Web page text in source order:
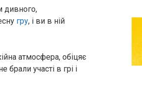
дивного,
гру, і ви в ній
атмосфера, обіцяє
участі в грі і